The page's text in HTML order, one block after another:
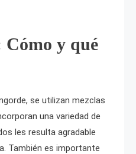
y qué
se utilizan mezclas
una variedad de
les resulta agradable
También es importante